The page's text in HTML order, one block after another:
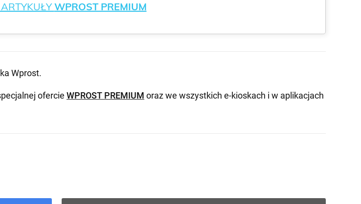
WPROST PREMIUM
Wprost.
ofercie WPROST PREMIUM oraz we wszystkich e-kioskach i w aplikacjach